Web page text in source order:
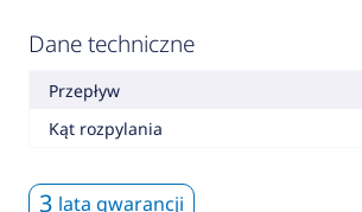
Dane techniczne
Przepływ
Kąt rozpylania
3 lata gwarancji